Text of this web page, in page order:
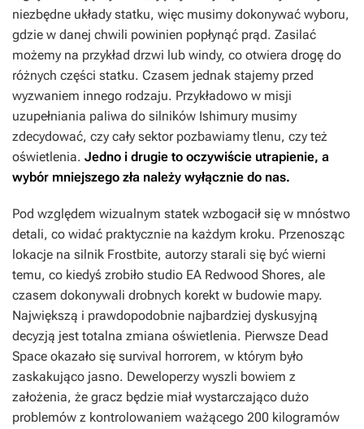
niezbędne układy statku, więc musimy dokonywać wyboru,
gdzie w danej chwili powinien popłynąć prąd. Zasilać
możemy na przykład drzwi lub windy, co otwiera drogę do
różnych części statku. Czasem jednak stajemy przed
wyzwaniem innego rodzaju. Przykładowo w misji
uzupełniania paliwa do silników Ishimury musimy
zdecydować, czy cały sektor pozbawiamy tlenu, czy też
oświetlenia. Jedno i drugie to oczywiście utrapienie, a
wybór mniejszego zła należy wyłącznie do nas.
Pod względem wizualnym statek wzbogacił się w mnóstwo
detali, co widać praktycznie na każdym kroku. Przenosząc
lokacje na silnik Frostbite, autorzy starali się być wierni
temu, co kiedyś zrobiło studio EA Redwood Shores, ale
czasem dokonywali drobnych korekt w budowie mapy.
Największą i prawdopodobnie najbardziej dyskusyjną
decyzją jest totalna zmiana oświetlenia. Pierwsze Dead
Space okazało się survival horrorem, w którym było
zaskakująco jasno. Deweloperzy wyszli bowiem z
założenia, że gracz będzie miał wystarczająco dużo
problemów z kontrolowaniem ważącego 200 kilogramów